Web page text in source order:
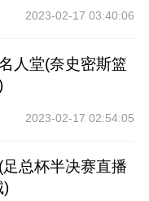
2023-02-17 03:40:06
人堂(奈史密斯篮
2023-02-17 02:54:05
总杯半决赛直播
)